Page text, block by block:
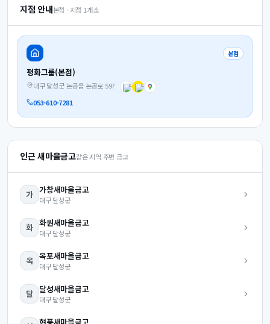
지점 안내본점 · 지점 1개소
본점
평화그룹(본점)
대구 달성군 논공읍 논공로 597
053-610-7281
인근 새마을금고같은 지역 주변 금고
가 가창새마을금고
대구 달성군
화 화원새마을금고
대구 달성군
옥 옥포새마을금고
대구 달성군
달 달성새마을금고
대구 달성군